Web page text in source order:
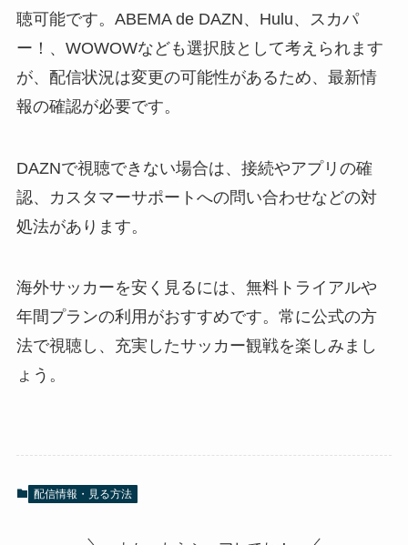
聴可能です。ABEMA de DAZN、Hulu、スカパ
ー！、WOWOWなども選択肢として考えられます
が、配信状況は変更の可能性があるため、最新情
報の確認が必要です。
DAZNで視聴できない場合は、接続やアプリの確
認、カスタマーサポートへの問い合わせなどの対
処法があります。
海外サッカーを安く見るには、無料トライアルや
年間プランの利用がおすすめです。常に公式の方
法で視聴し、充実したサッカー観戦を楽しみまし
ょう。
配信情報・見る方法